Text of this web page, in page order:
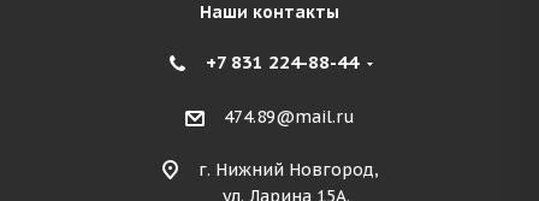
Наши контакты
+7 831 224-88-44
474.89@mail.ru
г. Нижний Новгород,
ул. Ларина 15А.